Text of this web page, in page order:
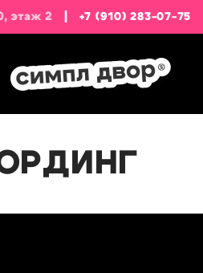
этаж 2 +7 (910) 283-07-75